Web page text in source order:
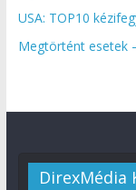
USA: TOP10
Megtörtént esetek
DirexMédia